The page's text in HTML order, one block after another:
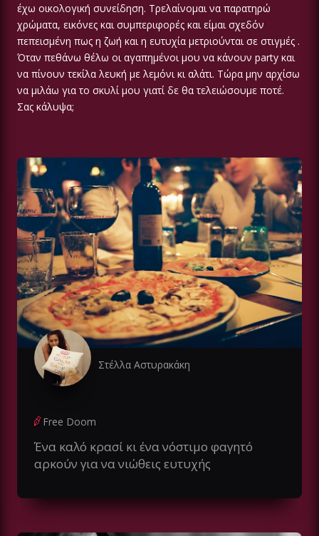
έχω οικολογική συνείδηση. Τρελαίνομαι να παρατηρώ
χρώματα, εικόνες και συμπεριφορές και είμαι σχεδόν
πεπεισμένη πως η ζωή και η ευτυχία μετριούνται σε στιγμές .
Όταν πεθάνω θέλω οι αγαπημένοι μου να κάνουν party και
να πίνουν τεκίλα λευκή με λεμόνι κι αλάτι. Τώρα μην αρχίσω
να μιλάω για το σκυλί μου γιατί δε θα τελειώσουμε ποτέ.
Σας κάλυψα;
Στέλλα Αστυρακάκη
Free Doom
Ένα καλό κρασί κι ένα νόστιμο φαγητό
αρκούν για να νιώθεις ευτυχής